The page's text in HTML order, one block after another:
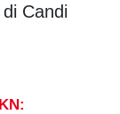
Candi